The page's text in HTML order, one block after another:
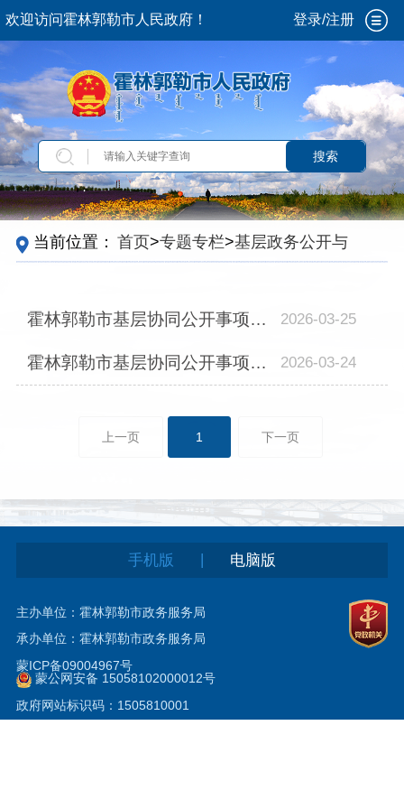
欢迎访问霍林郭勒市人民政府！ 登录/注册
搜索
当前位置： 首页>专题专栏>基层政务公开与村
（居）务公开衔接协同试点>公开目录
霍林郭勒市基层协同公开事项指导目录（第二批） 2026-03-25
霍林郭勒市基层协同公开事项指导目录（第一批） 2026-03-24
上一页 1 下一页
手机版 电脑版
主办单位：霍林郭勒市政务服务局
承办单位：霍林郭勒市政务服务局
蒙ICP备09004967号
蒙公网安备 15058102000012号
政府网站标识码：1505810001